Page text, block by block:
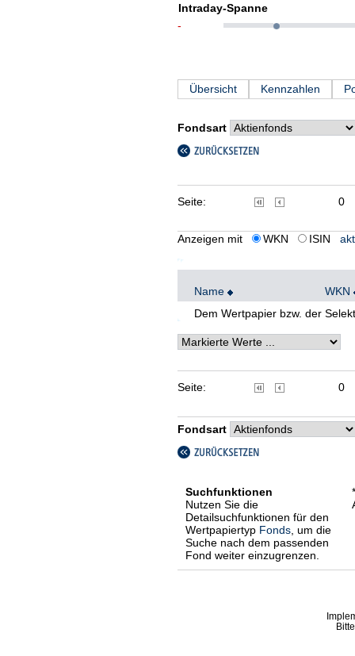
Intraday-Spanne
-
Übersicht Kennzahlen
Fondsart
Seite: 0
Anzeigen mit WKN ISIN
Name
WKN
Dem Wertpapier bzw. der
Seite: 0
Fondsart
Suchfunktionen
Nutzen Sie die
Detailsuchfunktionen für den
Wertpapiertyp Fonds, um die
Suche nach dem passenden
Fond weiter einzugrenzen.